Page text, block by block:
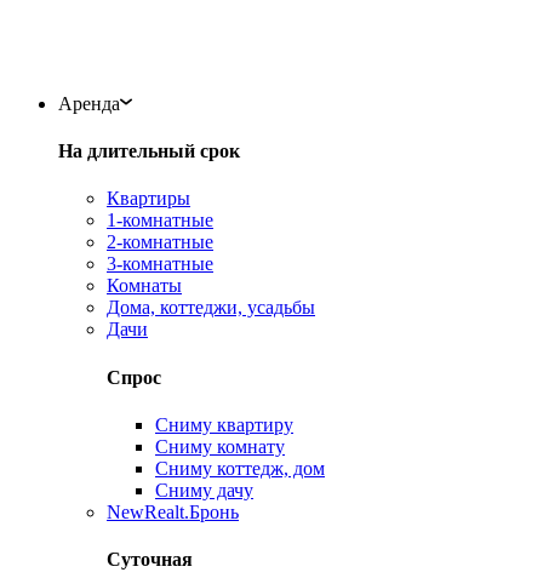
Аренда
На длительный срок
Квартиры
1-комнатные
2-комнатные
3-комнатные
Комнаты
Дома, коттеджи, усадьбы
Дачи
Спрос
Сниму квартиру
Сниму комнату
Сниму коттедж, дом
Сниму дачу
NewRealt.Бронь
Суточная